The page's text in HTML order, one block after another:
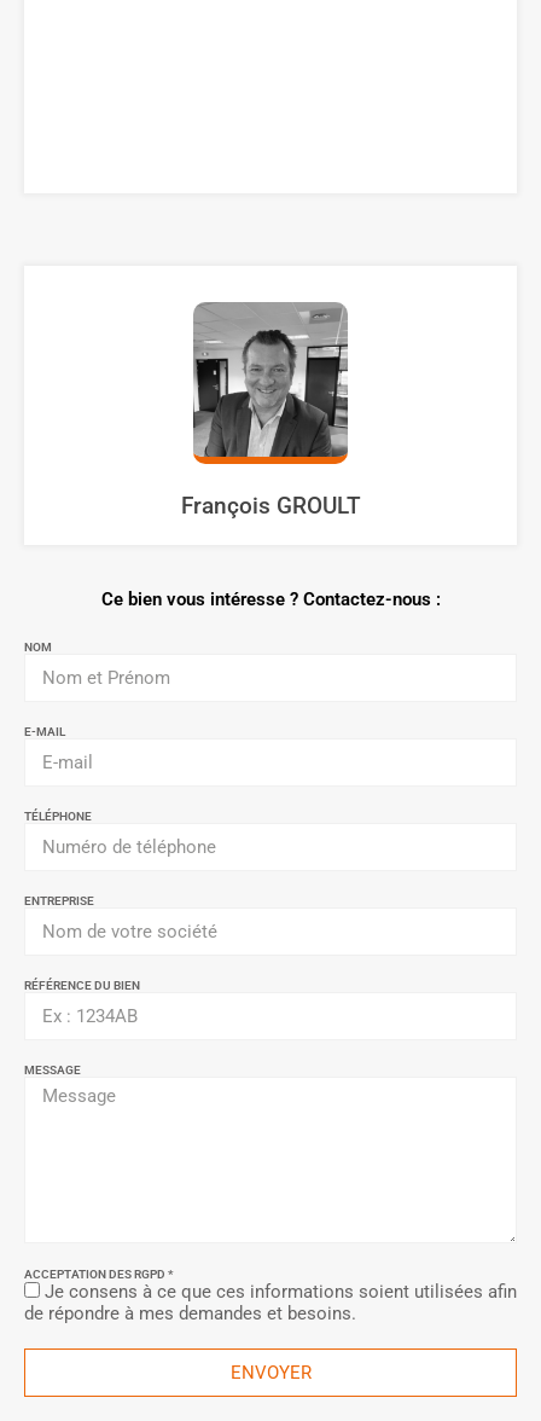
François GROULT
Ce bien vous intéresse ? Contactez-nous :
NOM
E-MAIL
TÉLÉPHONE
ENTREPRISE
RÉFÉRENCE DU BIEN
MESSAGE
ACCEPTATION DES RGPD *
Je consens à ce que ces informations soient utilisées afin
de répondre à mes demandes et besoins.
ENVOYER